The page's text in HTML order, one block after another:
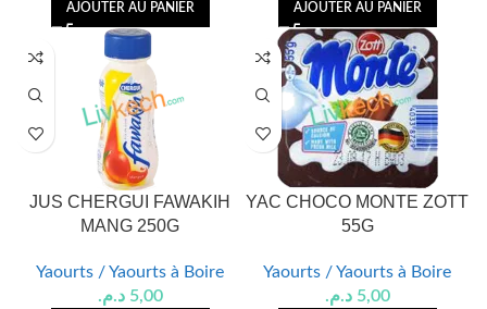
AJOUTER AU PANIER AJOUTER AU PANIER
JUS CHERGUI FAWAKIH
MANG 250G
Yaourts / Yaourts à Boire
5,00 د.م.
YAC CHOCO MONTE ZOTT
55G
Yaourts / Yaourts à Boire
5,00 د.م.